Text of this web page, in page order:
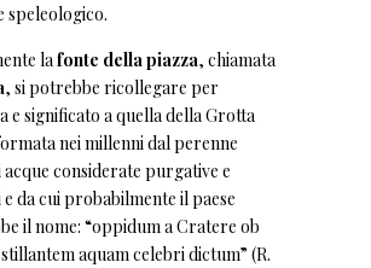
speleologico.
lafonte della piazza, chiamata
, si potrebbe ricollegare per
e significato a quella della Grotta
nei millenni dal perenne
considerate purgative e
da cui probabilmente il paese
il nome: “oppidum a Cratere ob
aquam celebri dictum” (R.